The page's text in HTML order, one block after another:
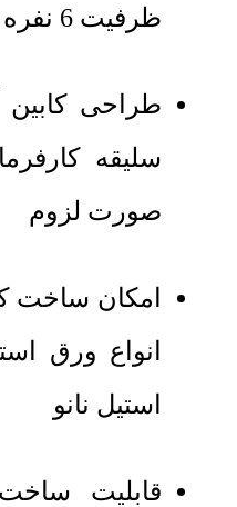
ظرفیت 6 نفره میباشد
طراحی کابین
سلیقه
صورت لزوم
انواع ورق
استیل نانو
قابلیت